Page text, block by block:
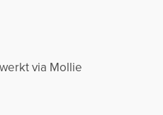
via Mollie